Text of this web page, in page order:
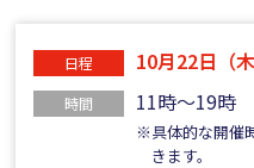
日程 10月22日（木
時間 11時～19時
※具体的な開催
きます。